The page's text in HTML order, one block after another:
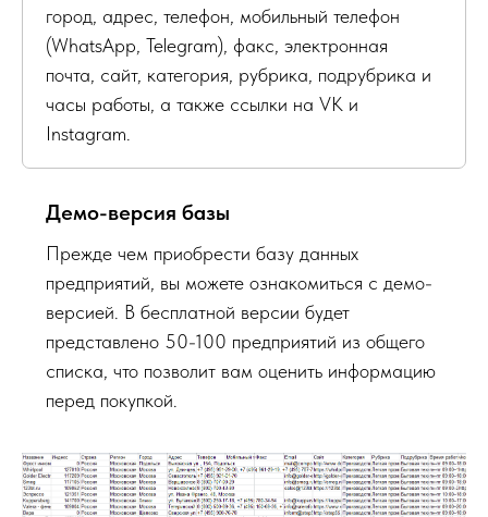
город, адрес, телефон, мобильный телефон
(WhatsApp, Telegram), факс, электронная
почта, сайт, категория, рубрика, подрубрика и
часы работы, а также ссылки на VK и
Instagram.
Демо-версия базы
Прежде чем приобрести базу данных
предприятий, вы можете ознакомиться с демо-
версией. В бесплатной версии будет
представлено 50-100 предприятий из общего
списка, что позволит вам оценить информацию
перед покупкой.